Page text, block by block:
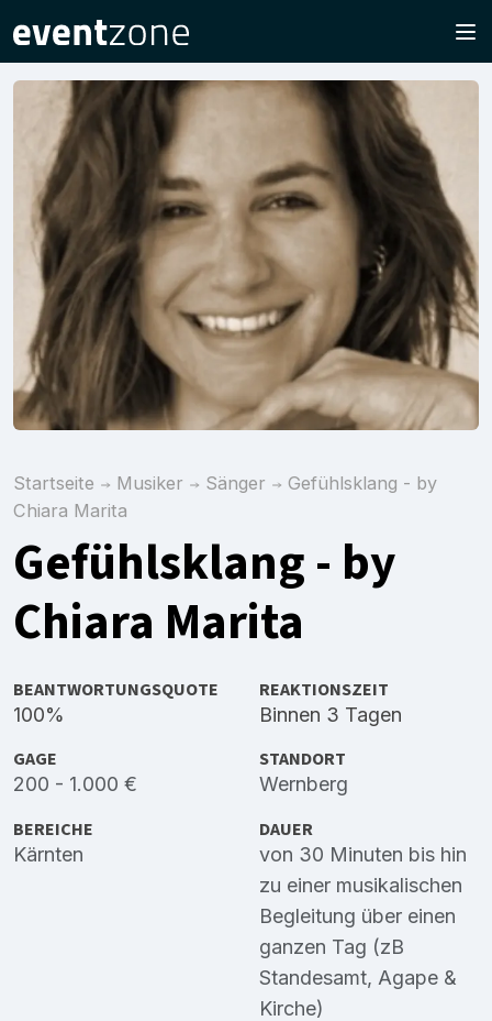
Startseite Musiker Sänger
Gefühlsklang - by
Chiara Marita
Gefühlsklang - by
Chiara Marita
BEANTWORTUNGSQUOTE
100%
REAKTIONSZEIT
Binnen 3 Tagen
GAGE
200 - 1.000 €
STANDORT
Wernberg
BEREICHE
Kärnten
DAUER
von 30 Minuten bis hin
zu einer musikalischen
Begleitung über einen
ganzen Tag (zB
Standesamt, Agape &
Kirche)